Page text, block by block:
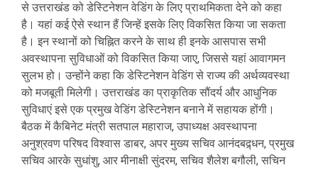
से उत्तराखंड को डेस्टिनेशन वेडिंग के लिए प्राथमिकता देने को कहा
है। यहां कई ऐसे स्थान हैं जिन्हें इसके लिए विकसित किया जा सकता
है। इन स्थानों को चिह्नित करने के साथ ही इनके आसपास सभी
अवस्थापना सुविधाओं को विकसित किया जाए, जिससे यहां आवागमन
सुलभ हो। उन्होंने कहा कि डेस्टिनेशन वेडिंग से राज्य की अर्थव्यवस्था
को मजबूती मिलेगी। उत्तराखंड का प्राकृतिक सौंदर्य और आधुनिक
सुविधाएं इसे एक प्रमुख वेडिंग डेस्टिनेशन बनाने में सहायक होंगी।
बैठक में कैबिनेट मंत्री सतपाल महाराज, उपाध्यक्ष अवस्थापना
अनुश्रवण परिषद विश्वास डाबर, अपर मुख्य सचिव आनंदबद्र्धन, प्रमुख
सचिव आरके सुधांशु, आर मीनाक्षी सुंदरम, सचिव शैलेश बगौली, सचिन